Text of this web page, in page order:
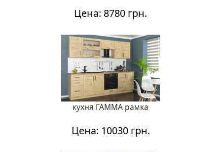
Цена: 8780 грн.
кухня ГАММА рамка
Цена: 10030 грн.